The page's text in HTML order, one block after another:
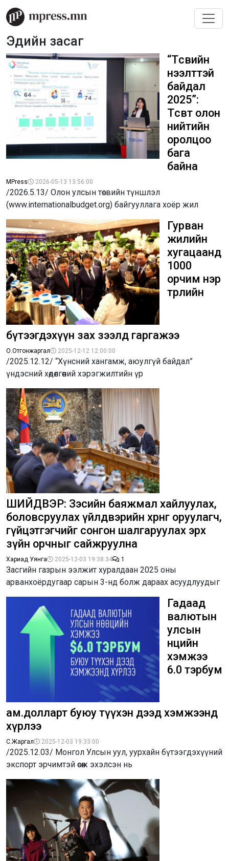
Эдийн засаг
“Төсвийн
нээлттэй
байдал
2025”:
Төсөвт олон
нийтийн
оролцоо
бага
байна
MPress 2026-05-13 13:56:00
/2026.5.13/ Олон улсын төсвийн түншлэл
(www.internationalbudget.org) байгууллага хоёр жил
Гурван
жилийн
хугацаанд
1000
орчим нэр
төрлийн
бүтээгдэхүүн зах зээлд гаргажээ
О.Отгонжаргал 2025-12-12 12:00:00
/2025.12.12/ “Хүнсний хангамж, аюулгүй байдал”
үндэсний хөдөлгөөний хэрэгжилтийн үр
ШИЙДВЭР: Зэсийн баяжмал хайлуулах,
боловсруулах үйлдвэрийн хөрөнгө оруулагч,
гүйцэтгэгчийг сонгон шалгаруулах эрх
зүйн орчныг сайжруулна
Хариад Уянга 2025-12-03 19:38:34 1
Засгийн газрын ээлжит хуралдаан 2025 оны
арванхоёрдугаар сарын 3-нд болж дараах асуудлуудыг
Гадаад
валютын
улсын
нөөцийн
хэмжээ
6.0 тэрбум
ам.долларт буюу түүхэн дээд хэмжээнд
хүрлээ
С.Жаргал 2025-12-03 19:33:00
/2025.12.03/ Монгол Улсын уул, уурхайн бүтээгдэхүүний
экспорт эрчимтэй өсөж эхэлсэн нь